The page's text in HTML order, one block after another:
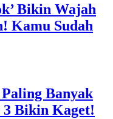
Bikin Wajah
Kamu Sudah
Banyak
Bikin Kaget!